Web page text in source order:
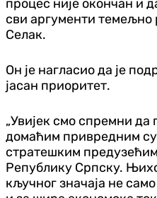
процес није окончан и
сви аргументи темељно
Селак.
Он је нагласио да је
јасан приоритет.
„Увијек смо спремни
домаћим привредним
стратешким
Републику Српску.
кључног значаја не